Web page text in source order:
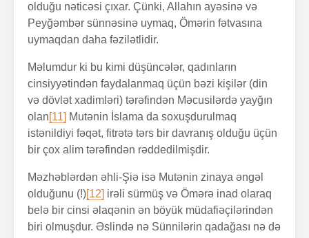
olduğu nəticəsi çıxar. Çünki, Allahın ayəsinə və
Peyğəmbər sünnəsinə uymaq, Ömərin fətvasına
uymaqdan daha fəzilətlidir.
Məlumdur ki bu kimi düşüncələr, qadınların
cinsiyyətindən faydalanmaq üçün bəzi kişilər (din
və dövlət xadimləri) tərəfindən Məcusilərdə yayğın
olan[11] Mutənin İslama da soxuşdurulmaq
istənildiyi fəqət, fitrətə tərs bir davranış olduğu üçün
bir çox alim tərəfindən rəddedilmişdir.
Məzhəblərdən əhli-Şiə isə Mutənin zinaya əngəl
olduğunu (!)[12] irəli sürmüş və Ömərə inad olaraq
belə bir cinsi əlaqənin ən böyük müdafiəçilərindən
biri olmuşdur. Əslində nə Sünnilərin qadağası nə də